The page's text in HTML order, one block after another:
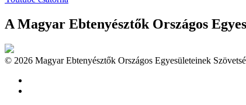
A Magyar Ebtenyésztők Országos
© 2026 Magyar Ebtenyésztők Országos Egyesületeinek